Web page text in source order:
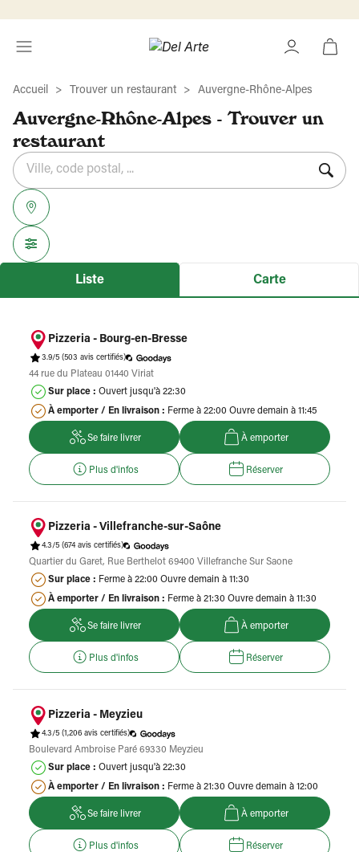
Accueil Trouver un restaurant Auvergne-Rhône-Alpes
Auvergne-Rhône-Alpes - Trouver un
restaurant
Rechercher
établissement
Veuillez
renseigner
une
adresse
{{count}}
résultat(s)
trouvé(s)
Liste Carte
Pizzeria - Bourg-en-Bresse
3.9/5 (503 avis certifiés)
44 rue du Plateau 01440 Viriat
Sur place : Ouvert jusqu'à 22:30
À emporter / En livraison : Ferme à 22:00 Ouvre demain à 11:45
Se faire livrer À emporter
Plus d'infos Réserver
Pizzeria - Villefranche-sur-Saône
4.3/5 (674 avis certifiés)
Quartier du Garet, Rue Berthelot 69400 Villefranche Sur Saone
Sur place : Ferme à 22:00 Ouvre demain à 11:30
À emporter / En livraison : Ferme à 21:30 Ouvre demain à 11:30
Se faire livrer À emporter
Plus d'infos Réserver
Pizzeria - Meyzieu
4.3/5 (1,206 avis certifiés)
Boulevard Ambroise Paré 69330 Meyzieu
Sur place : Ouvert jusqu'à 22:30
À emporter / En livraison : Ferme à 21:30 Ouvre demain à 12:00
Se faire livrer À emporter
Plus d'infos Réserver